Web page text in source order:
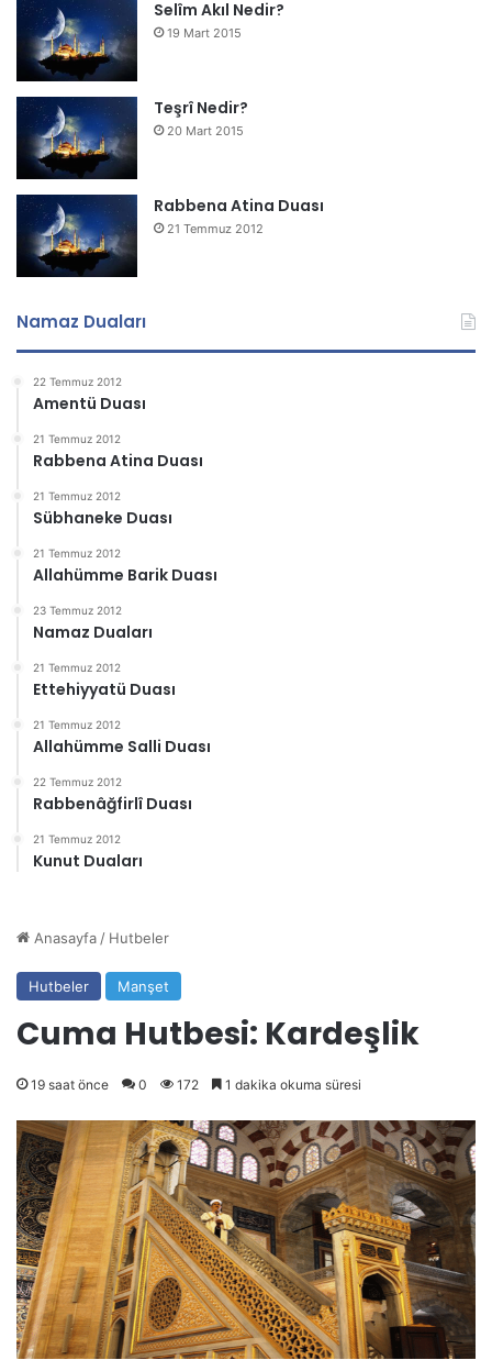
Selîm Akıl Nedir?
19 Mart 2015
Teşrî Nedir?
20 Mart 2015
Rabbena Atina Duası
21 Temmuz 2012
Namaz Duaları
22 Temmuz 2012
Amentü Duası
21 Temmuz 2012
Rabbena Atina Duası
21 Temmuz 2012
Sübhaneke Duası
21 Temmuz 2012
Allahümme Barik Duası
23 Temmuz 2012
Namaz Duaları
21 Temmuz 2012
Ettehiyyatü Duası
21 Temmuz 2012
Allahümme Salli Duası
22 Temmuz 2012
Rabbenâğfirlî Duası
21 Temmuz 2012
Kunut Duaları